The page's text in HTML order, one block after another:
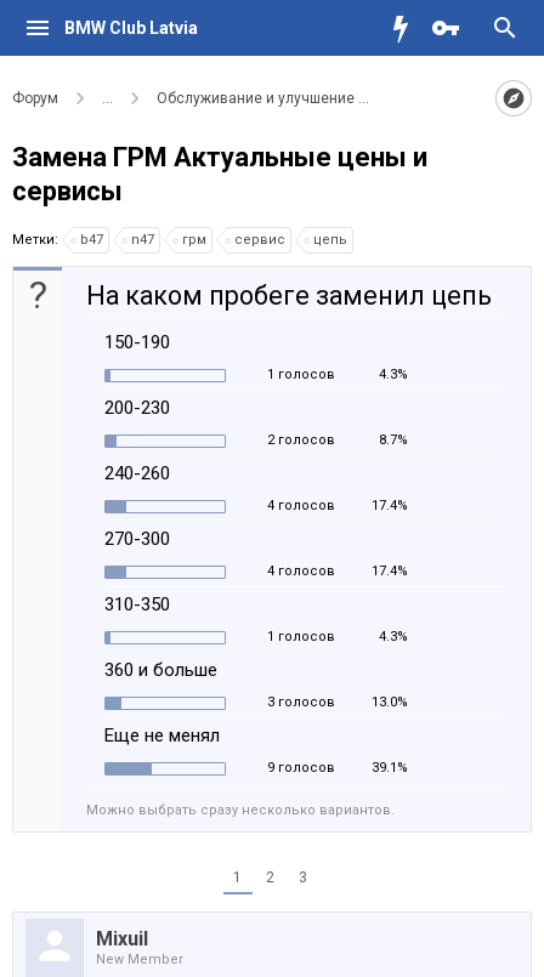
BMW Club Latvia
Форум ... Обслуживание и улучшение вашего BMW
Замена ГРМ Актуальные цены и
сервисы
Метки: b47 n47 грм сервис цепь
? На каком пробеге заменил цепь
150-190
1 голосов 4.3%
200-230
2 голосов 8.7%
240-260
4 голосов 17.4%
270-300
4 голосов 17.4%
310-350
1 голосов 4.3%
360 и больше
3 голосов 13.0%
Еще не менял
9 голосов 39.1%
Можно выбрать сразу несколько вариантов.
1 2 3
Mixuil
New Member